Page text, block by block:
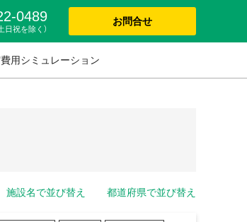
0489
日祝を除く）
お問合せ
用シミュレーション
施設名で並び替え 都道府県で並び替え